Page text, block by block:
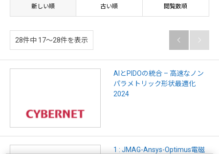
新しい順 古い順 閲覧数順
28件中 17〜28件を表示  
AIとPIDOの統合 – 高速なノン
パラメトリック形状最適化
2024
1 : JMAG-Ansys-Optimus電磁